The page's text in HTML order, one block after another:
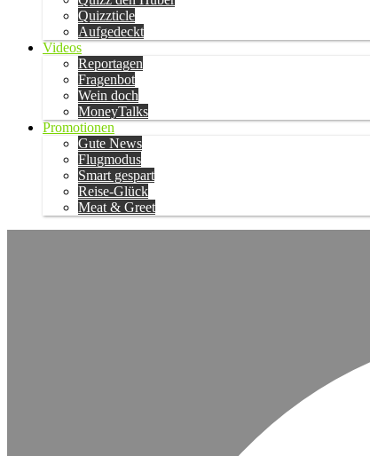
Quizzticle
Aufgedeckt
Videos
Reportagen
Fragenbot
Wein doch
MoneyTalks
Promotionen
Gute News
Flugmodus
Smart gespart
Reise-Glück
Meat & Greet